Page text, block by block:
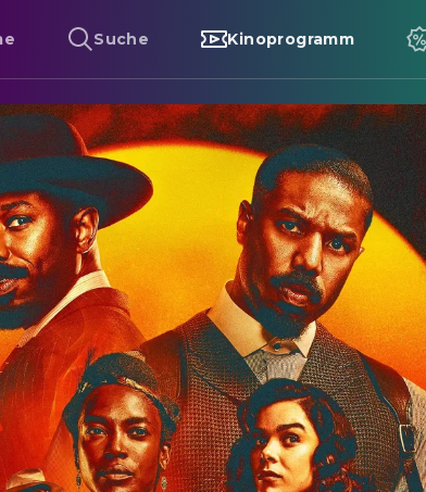
Suche Kinoprogramm